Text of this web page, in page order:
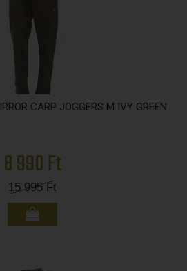
CARP JOGGERS M IVY GREEN
8 990 Ft
15 995Ft